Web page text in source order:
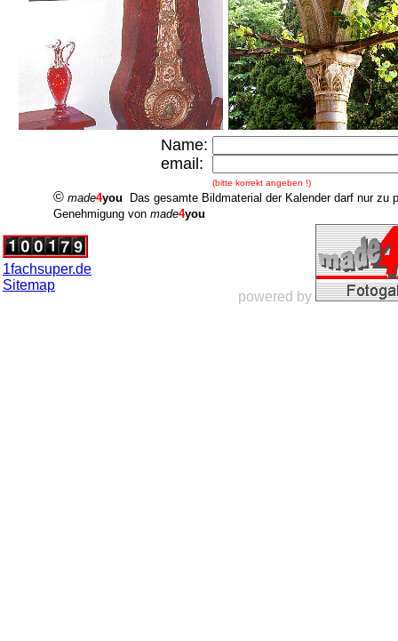
Name:
email:
(bitte korrekt angeben !)
© made4you Das gesamte Bildmaterial der Kalender darf nur zu
Genehmigung von made4you
1fachsuper.de
Sitemap
powered by